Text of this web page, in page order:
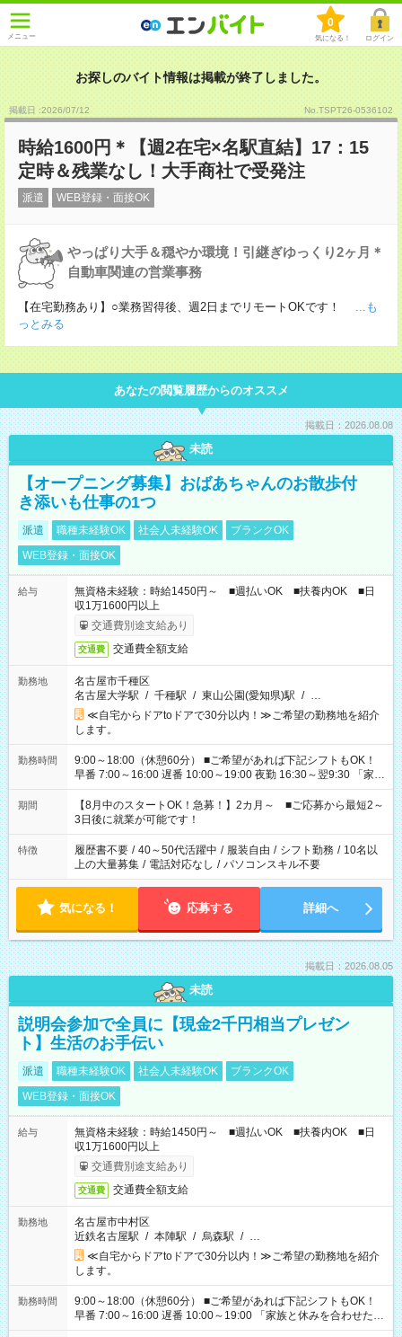
メニュー
0
気になる！ ログイン
お探しのバイト情報は掲載が終了しました。
掲載日 :2026/07/12 No.TSPT26-0536102
時給1600円＊【週2在宅×名駅直結】17：15
定時＆残業なし！大手商社で受発注
派遣 WEB登録・面接OK
やっぱり大手＆穏やか環境！引継ぎゆっくり2ヶ月＊
自動車関連の営業事務
【在宅勤務あり】○業務習得後、週2日までリモートOKです！
...も
っとみる
あなたの閲覧履歴からのオススメ
掲載日：2026.08.08
未読
【オープニング募集】おばあちゃんのお散歩付
き添いも仕事の1つ
派遣 職種未経験OK 社会人未経験OK
ブランクOK
WEB登録・面接OK
給与
無資格未経験：時給1450円～ ■週払いOK ■扶養内OK ■日
収1万1600円以上
交通費別途支給あり
交通費 交通費全額支給
勤務地
名古屋市千種区
名古屋大学駅 / 千種駅 / 東山公園(愛知県)駅 / …
≪自宅からドアtoドアで30分以内！≫ご希望の勤務地を紹介
します。
勤務時間
9:00～18:00（休憩60分） ■ご希望があれば下記シフトもOK！
早番 7:00～16:00 遅番 10:00～19:00 夜勤 16:30～翌9:30 「家族
と休みを合わせたい」 「余裕を持って夕飯の準備がしたい」
「できれば残業はしたくない」 など、ご希望を教えてください
ね。 ※Wワーク希望の方へ 今ご覧のお仕事で希望する勤務時間
と、もう1つのお仕事の勤務時間。 合計で週40時間を超える場
合は応募できません。
期間
【8月中のスタートOK！急募！】2カ月～ ■ご応募から最短2～
3日後に就業が可能です！
特徴 履歴書不要 / 40～50代活躍中 / 服装自由 / シフト勤務 / 10名以
上の大量募集 / 電話対応なし / パソコンスキル不要
気になる！ 応募する 詳細へ
掲載日：2026.08.05
未読
説明会参加で全員に【現金2千円相当プレゼン
ト】生活のお手伝い
派遣 職種未経験OK 社会人未経験OK
ブランクOK
WEB登録・面接OK
給与
無資格未経験：時給1450円～ ■週払いOK ■扶養内OK ■日
収1万1600円以上
交通費別途支給あり
交通費 交通費全額支給
勤務地
名古屋市中村区
近鉄名古屋駅 / 本陣駅 / 烏森駅 / …
≪自宅からドアtoドアで30分以内！≫ご希望の勤務地を紹介
します。
勤務時間
9:00～18:00（休憩60分） ■ご希望があれば下記シフトもOK！
早番 7:00～16:00 遅番 10:00～19:00 「家族と休みを合わせた
い」 「余裕を持って夕飯の準備がしたい」 「できれば残業はし